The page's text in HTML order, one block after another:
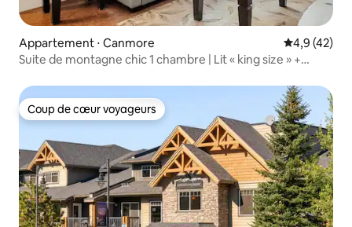
Appartement ⋅ Canmore Évaluation
4,9 (42)
Suite de montagne chic 1 chambre | Lit « king size » +
Coup de cœur voyageurs
Coup de cœur voyageurs